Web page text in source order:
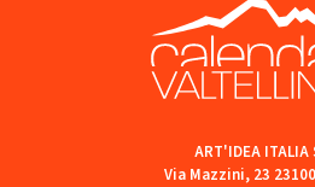
ART'IDEA ITALIA
Via Mazzini, 23